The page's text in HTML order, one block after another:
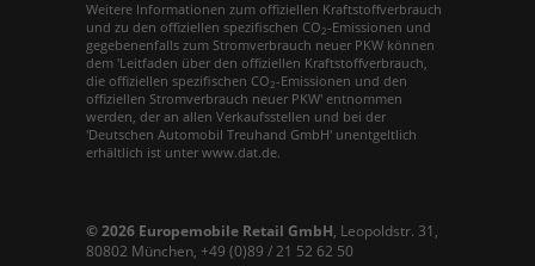
Weitere Informationen zum offiziellen Kraftstoffverbrauch
und zu den offiziellen spezifischen CO 2-Emissionen und
gegebenenfalls zum Stromverbrauch neuer PKW können
dem 'Leitfaden über den offiziellen Kraftstoffverbrauch,
die offiziellen spezifischen CO 2-Emissionen und den
offiziellen Stromverbrauch neuer PKW' entnommen
werden, der an allen Verkaufsstellen und bei der
'Deutschen Automobil Treuhand GmbH' unentgeltlich
erhältlich ist unter www.dat.de.
© 2026 Europemobile Retail GmbH, Leopoldstr. 31 ,
80802 München, +49 (0)89 / 21 52 62 50